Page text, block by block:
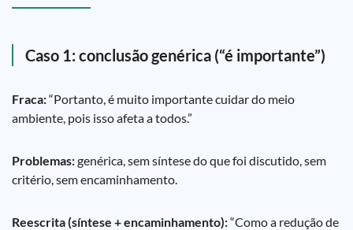
Caso 1: conclusão genérica (“é importante”)
Fraca:“Portanto, é muito importante cuidar do meio
ambiente, pois isso afeta a todos.”
Problemas:genérica, sem síntese do que foi discutido, sem
critério, sem encaminhamento.
Reescrita (síntese + encaminhamento):“Como a redução de